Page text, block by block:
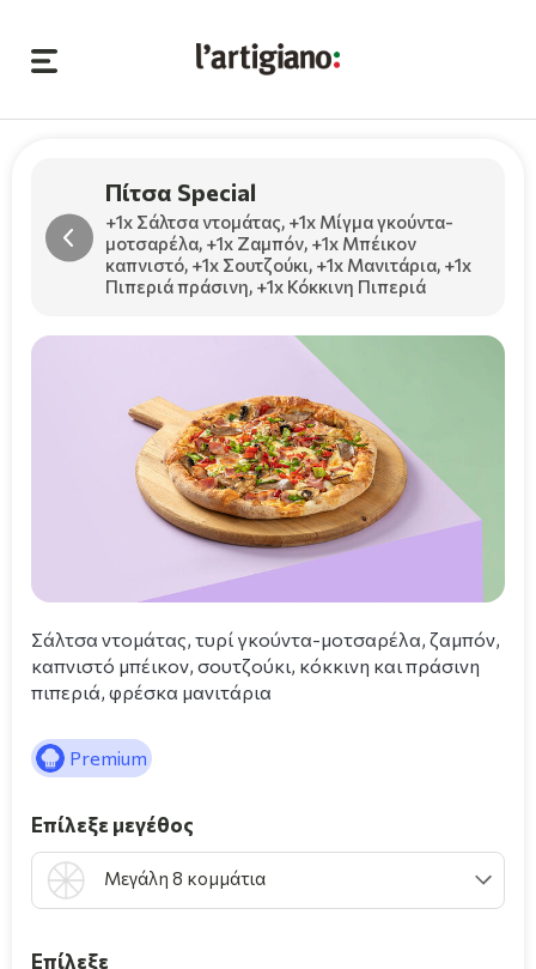
Πίτσα Special
+1x Σάλτσα ντομάτας, +1x Μίγμα γκούντα-
μοτσαρέλα, +1x Ζαμπόν, +1x Μπέικον
καπνιστό, +1x Σουτζούκι, +1x Μανιτάρια, +1x
Πιπεριά πράσινη, +1x Κόκκινη Πιπεριά
Σάλτσα ντομάτας, τυρί γκούντα-μοτσαρέλα, ζαμπόν,
καπνιστό μπέικον, σουτζούκι, κόκκινη και πράσινη
πιπεριά, φρέσκα μανιτάρια
Premium
Επίλεξε μεγέθος
Μεγάλη 8 κομμάτια
Επίλεξε